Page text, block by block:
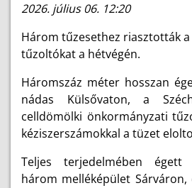
2026. július 06. 12:20
Három tűzesethez riasztották a
tűzoltókat a hétvégén.
Háromszáz méter hosszan
nádas Külsővaton, a
celldömölki önkormányzati
kéziszerszámokkal a tüzet
Teljes terjedelmében égett
három melléképület Sárváron,